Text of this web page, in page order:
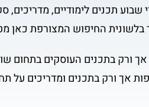
שבוע תכנים לימודיים,
בלשונית החיפוש המצורפת
ורק בתכנים העוסקים בתחום
אך ורק בתכנים ומדריכים על